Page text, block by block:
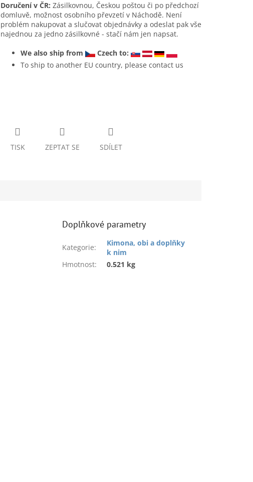
Doručení v ČR: Zásilkovnou, Českou poštou či po předchozí
domluvě, možnost osobního převzetí v Náchodě. Není
problém nakupovat a slučovat objednávky a odeslat pak vše
najednou za jedno zásilkovné - stačí nám jen napsat.
We also ship from
Czech to:
To ship to another EU country, please contact us
TISK ZEPTAT SE SDÍLET
Doplňkové parametry
Kategorie:
Kimona, obi a doplňky
k nim
Hmotnost: 0.521 kg